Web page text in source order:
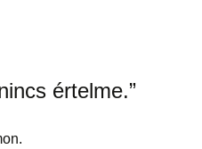
értelme.”